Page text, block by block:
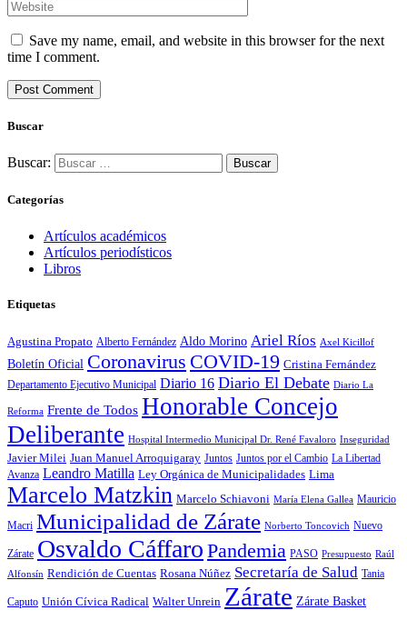
Save my name, email, and website in this browser for the next
time I comment.
Buscar
Buscar:
Categorías
Artículos académicos
Artículos periodísticos
Libros
Etiquetas
Agustina Propato Alberto Fernández Aldo Morino Ariel Ríos Axel Kicillof
Boletín Oficial Coronavirus COVID-19 Cristina Fernández
Departamento Ejecutivo Municipal Diario 16 Diario El Debate Diario La
Reforma Frente de Todos Honorable Concejo
Deliberante Hospital Intermedio Municipal Dr. René Favaloro Inseguridad
Javier Milei Juan Manuel Arroquigaray Juntos Juntos por el Cambio La Libertad
Avanza Leandro Matilla Ley Orgánica de Municipalidades Lima
Marcelo Matzkin Marcelo Schiavoni María Elena Gallea Mauricio
Macri Municipalidad de Zárate Norberto Toncovich Nuevo
Zárate Osvaldo Cáffaro Pandemia PASO Presupuesto Raúl
Alfonsín Rendición de Cuentas Rosana Núñez Secretaría de Salud Tania
Caputo Unión Cívica Radical Walter Unrein Zárate Zárate Basket